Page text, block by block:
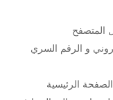
المتصفح
و الرقم السري